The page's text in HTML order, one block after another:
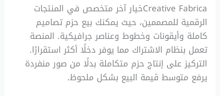
Creative Fabricaخيار آخر متخصص في المنتجات
الرقمية للمصممين، حيث يمكنك بيع حزم تصاميم
كاملة وأيقونات وخطوط وعناصر جرافيكية. المنصة
تعمل بنظام الاشتراك مما يوفر دخلًا أكثر استقرارًا.
التركيز على إنتاج حزم متكاملة بدلًا من صور منفردة
يرفع متوسط قيمة البيع بشكل ملحوظ.